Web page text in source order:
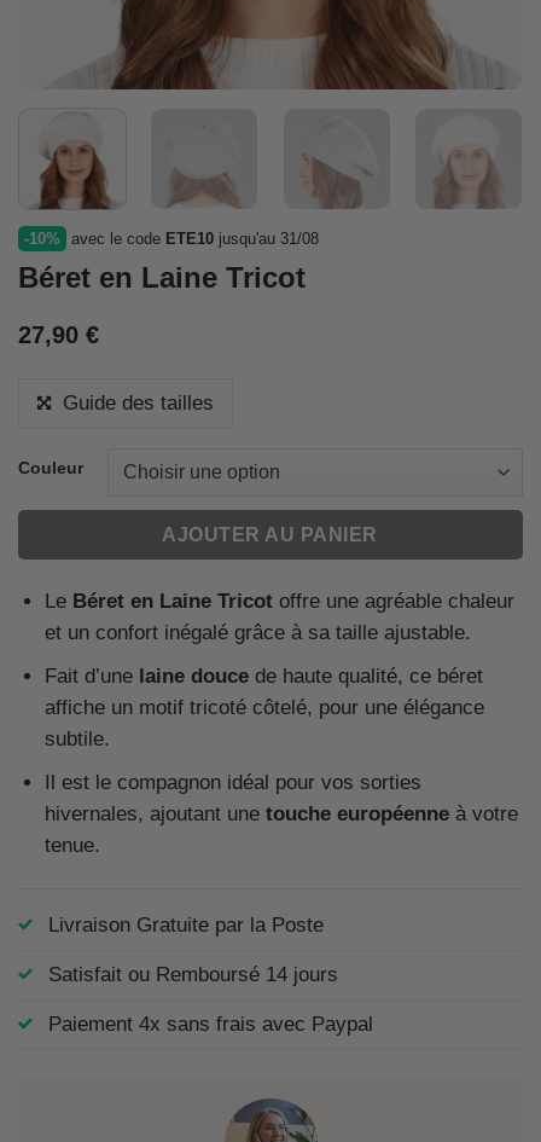
-10% avec le code ETE10 jusqu'au 31/08
Béret en Laine Tricot
27,90 €
Guide des tailles
Couleur
AJOUTER AU PANIER
Le Béret en Laine Tricotoffre une agréable chaleur
et un confort inégalé grâce à sa taille ajustable.
Fait d’une laine doucede haute qualité, ce béret
affiche un motif tricoté côtelé, pour une élégance
subtile.
Il est le compagnon idéal pour vos sorties
hivernales, ajoutant une touche européenneà votre
tenue.
Livraison Gratuite par la Poste
Satisfait ou Remboursé 14 jours
Paiement 4x sans frais avec Paypal